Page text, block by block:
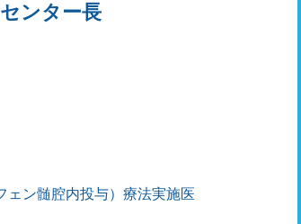
ンター長
ェン髄腔内投与）療法実施医